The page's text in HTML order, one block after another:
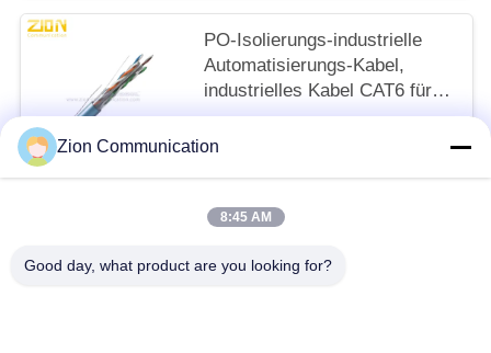
PO-Isolierungs-industrielle
Automatisierungs-Kabel,
industrielles Kabel CAT6 für
langes Leben
TRETEN SIE MIT UNS IN
VERBINDUNG
Zion Communication
8:45 AM
Good day, what product are you looking for?